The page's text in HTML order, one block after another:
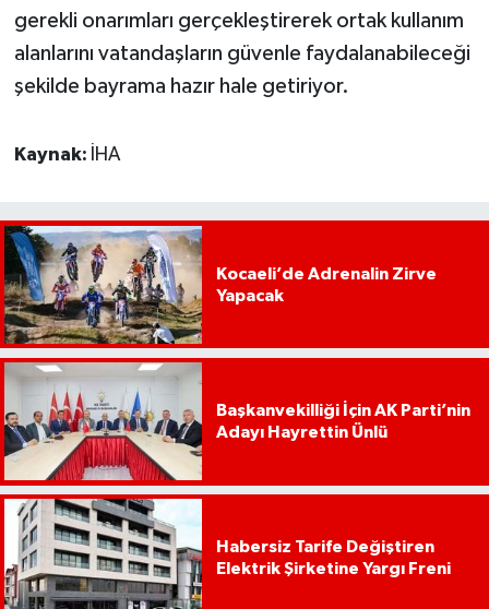
gerekli onarımları gerçekleştirerek ortak kullanım
alanlarını vatandaşların güvenle faydalanabileceği
şekilde bayrama hazır hale getiriyor.
Kaynak: İHA
Kocaeli’de Adrenalin Zirve
Yapacak
Başkanvekilliği İçin AK Parti’nin
Adayı Hayrettin Ünlü
Habersiz Tarife Değiştiren
Elektrik Şirketine Yargı Freni